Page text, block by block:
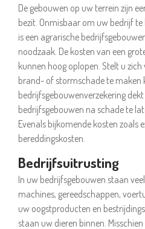
De gebouwen op uw terrein zijn
bezit. Onmisbaar om uw bedrijf
is een agrarische
noodzaak. De kosten van een
kunnen hoog oplopen. Stelt u
brand- of stormschade te maken
bedrijfsgebouwenverzekering
bedrijfsgebouwen na schade te
Evenals bijkomende kosten zoals
bereddingskosten.
Bedrijfsuitrusting
In uw bedrijfsgebouwen staan
machines, gereedschappen,
uw oogstproducten en
staan uw dieren binnen.